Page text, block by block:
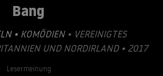
Bang
• KOMÖDIEN• VEREINIGTES
UND NORDIRLAND • 2017
Lesermeinung